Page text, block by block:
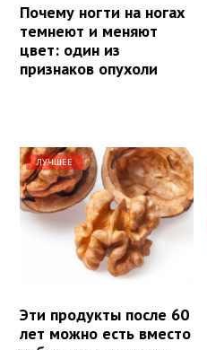
Почему ногти на ногах
темнеют и меняют
цвет: один из
признаков опухоли
ЛУЧШЕЕ
Эти продукты после 60
лет можно есть вместо